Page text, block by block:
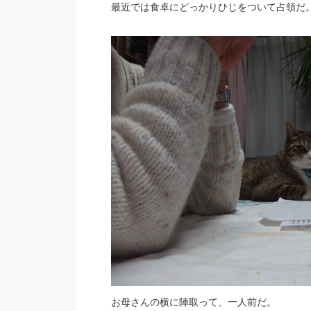
最近では食卓にどっかりひじをついて占領だ
お母さんの横に陣取って、一人前だ。